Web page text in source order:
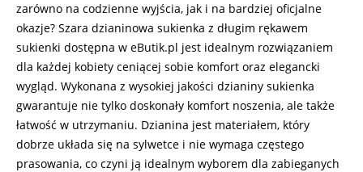
zarówno na codzienne wyjścia, jak i na bardziej oficjalne
okazje? Szara dzianinowa sukienka z długim rękawem
sukienki dostępna w eButik.pl jest idealnym rozwiązaniem
dla każdej kobiety ceniącej sobie komfort oraz elegancki
wygląd. Wykonana z wysokiej jakości dzianiny sukienka
gwarantuje nie tylko doskonały komfort noszenia, ale także
łatwość w utrzymaniu. Dzianina jest materiałem, który
dobrze układa się na sylwetce i nie wymaga częstego
prasowania, co czyni ją idealnym wyborem dla zabieganych